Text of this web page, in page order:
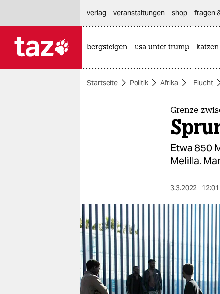
themen
berlin
nord
wahrheit
verlag
verlag
veranstaltungen shop fragen
bergsteigen usa unter trump katzen
Startseite Politik Afrika Flucht
Grenze
Etwa 850
Melilla.
3.3.2022